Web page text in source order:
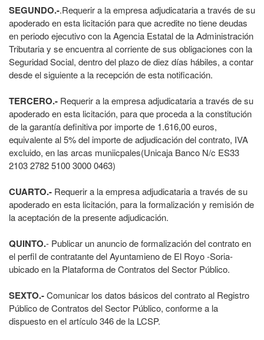
SEGUNDO.-.Requerir a la empresa adjudicataria a través de su
apoderado en esta licitación para que acredite no tiene deudas
en periodo ejecutivo con la Agencia Estatal de la Administración
Tributaria y se encuentra al corriente de sus obligaciones con la
Seguridad Social, dentro del plazo de diez días hábiles, a contar
desde el siguiente a la recepción de esta notificación.
TERCERO.‐ Requerir a la empresa adjudicataria a través de su
apoderado en esta licitación, para que proceda a la constitución
de la garantía definitiva por importe de 1.616,00 euros,
equivalente al 5% del importe de adjudicación del contrato, IVA
excluido, en las arcas muniicpales(Unicaja Banco N/c ES33
2103 2782 5100 3000 0463)
CUARTO.‐ Requerir a la empresa adjudicataria a través de su
apoderado en esta licitación, para la formalización y remisión de
la aceptación de la presente adjudicación.
QUINTO.‐ Publicar un anuncio de formalización del contrato en
el perfil de contratante del Ayuntamieno de El Royo -Soria-
ubicado en la Plataforma de Contratos del Sector Público.
SEXTO.‐Comunicar los datos básicos del contrato al Registro
Público de Contratos del Sector Público, conforme a la
dispuesto en el artículo 346 de la LCSP.